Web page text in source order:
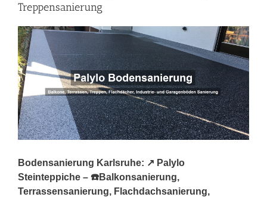
Treppensanierung
Bodensanierung Karlsruhe: ↗️ Palylo
Steinteppiche – ☎️Balkonsanierung,
Terrassensanierung, Flachdachsanierung,